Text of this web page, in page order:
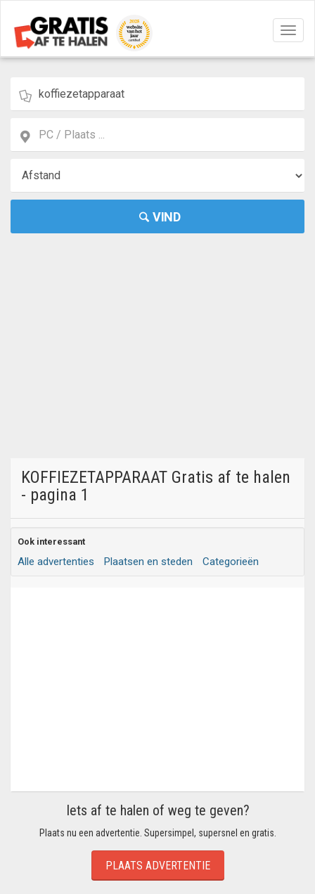
aan/
VIND
KOFFIEZETAPPARAAT Gratis af te halen
- pagina 1
Ook interessant
Alle advertenties Plaatsen en steden Categorieën
Iets af te halen of weg te geven?
Plaats nu een advertentie. Supersimpel, supersnel en gratis.
PLAATS ADVERTENTIE